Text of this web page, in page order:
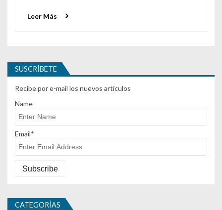
Leer Más
SUSCRÍBETE
Recibe por e-mail los nuevos artículos
Name
Email*
CATEGORÍAS